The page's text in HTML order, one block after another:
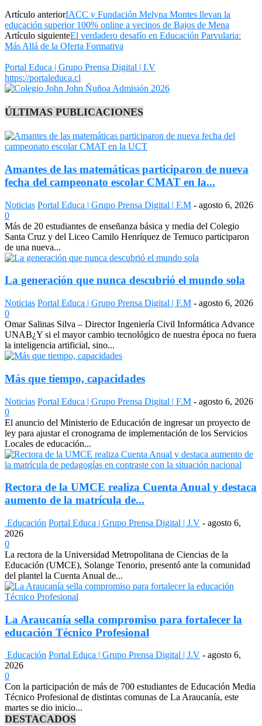
Artículo anteriorIACC y Fundación Melyna Montes llevan la
educación superior 100% online a vecinos de Bajos de Mena
Artículo siguienteEl verdadero desafío en Educación Parvularia:
Más Allá de la Oferta Formativa
Portal Educa | Grupo Prensa Digital | I.V
https://portaleduca.cl
ÚLTIMAS PUBLICACIONES
Amantes de las matemáticas participaron de nueva
fecha del campeonato escolar CMAT en la...
Noticias Portal Educa | Grupo Prensa Digital | F.M - agosto 6, 2026
0
Más de 20 estudiantes de enseñanza básica y media del Colegio
Santa Cruz y del Liceo Camilo Henríquez de Temuco participaron
de una nueva...
La generación que nunca descubrió el mundo sola
Noticias Portal Educa | Grupo Prensa Digital | F.M - agosto 6, 2026
0
Omar Salinas Silva – Director Ingeniería Civil Informática Advance
UNAB¿Y si el mayor cambio tecnológico de nuestra época no fuera
la inteligencia artificial, sino...
Más que tiempo, capacidades
Noticias Portal Educa | Grupo Prensa Digital | F.M - agosto 6, 2026
0
El anuncio del Ministerio de Educación de ingresar un proyecto de
ley para ajustar el cronograma de implementación de los Servicios
Locales de educación...
Rectora de la UMCE realiza Cuenta Anual y destaca
aumento de la matrícula de...
Educación Portal Educa | Grupo Prensa Digital | J.V - agosto 6,
2026
0
La rectora de la Universidad Metropolitana de Ciencias de la
Educación (UMCE), Solange Tenorio, presentó ante la comunidad
del plantel la Cuenta Anual de...
La Araucanía sella compromiso para fortalecer la
educación Técnico Profesional
Educación Portal Educa | Grupo Prensa Digital | J.V - agosto 6,
2026
0
Con la participación de más de 700 estudiantes de Educación Media
Técnico Profesional de distintas comunas de La Araucanía, este
martes se dio inicio...
DESTACADOS